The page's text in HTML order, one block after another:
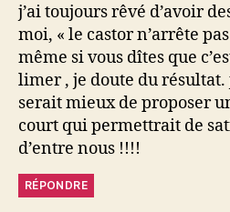
j’ai toujours rêvé d’avoir
moi, « le castor n’arrête
même si vous dîtes que
limer , je doute du résultat.
serait mieux de proposer
court qui permettrait de
d’entre nous !!!!
RÉPONDRE